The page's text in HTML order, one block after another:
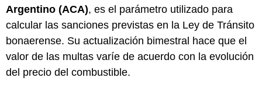
Argentino (ACA), es el parámetro utilizado para
calcular las sanciones previstas en la Ley de Tránsito
bonaerense. Su actualización bimestral hace que el
valor de las multas varíe de acuerdo con la evolución
del precio del combustible.